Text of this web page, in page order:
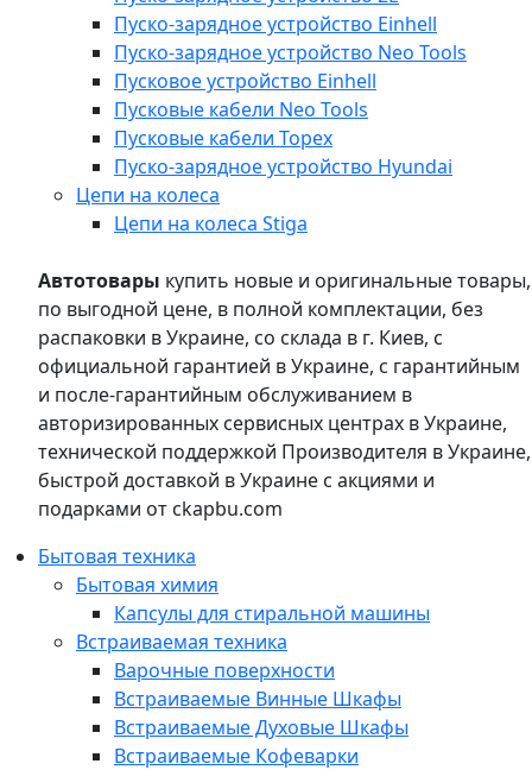
Пуско-зарядное устройство Einhell
Пуско-зарядное устройство Neo Tools
Пусковое устройство Einhell
Пусковые кабели Neo Tools
Пусковые кабели Topex
Пуско-зарядное устройство Hyundai
Цепи на колеса
Цепи на колеса Stiga
Автотовары купить новые и оригинальные товары,
по выгодной цене, в полной комплектации, без
распаковки в Украине, со склада в г. Киев, с
официальной гарантией в Украине, с гарантийным
и после-гарантийным обслуживанием в
авторизированных сервисных центрах в Украине,
технической поддержкой Производителя в Украине,
быстрой доставкой в Украине с акциями и
подарками от ckapbu.com
Бытовая техника
Бытовая химия
Капсулы для стиральной машины
Встраиваемая техника
Варочные поверхности
Встраиваемые Винные Шкафы
Встраиваемые Духовые Шкафы
Встраиваемые Кофеварки